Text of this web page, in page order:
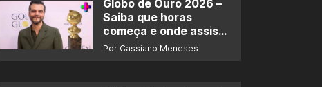
Globo de Ouro 2026 –
Saiba que horas
começa e onde assistir
ao prêmio
Por Cassiano Meneses